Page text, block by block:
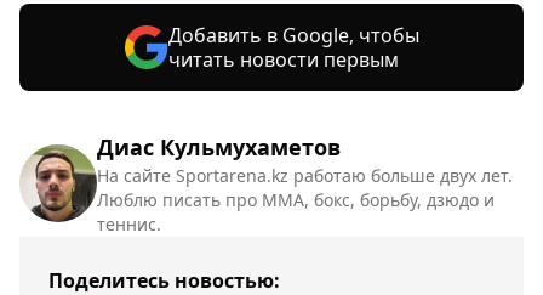
Диас Кульмухаметов
На сайте Sportarena.kz работаю больше двух лет.
Люблю писать про ММА, бокс, борьбу, дзюдо и
теннис.
Поделитесь новостью:
Добавить в Google, чтобы
читать новости первым